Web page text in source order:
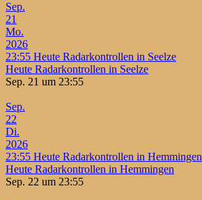
Sep.
21
Mo.
2026
23:55 Heute Radarkontrollen in Seelze
Heute Radarkontrollen in Seelze
Sep. 21 um 23:55
Sep.
22
Di.
2026
23:55 Heute Radarkontrollen in Hemmingen
Heute Radarkontrollen in Hemmingen
Sep. 22 um 23:55